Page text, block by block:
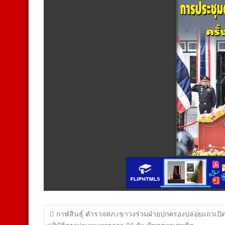
แนะแนว
กาฬสินธุ์ ตำรวจสภ.เขาวงร่วมฝ่ายปกครองปล่อยแถวเปิ